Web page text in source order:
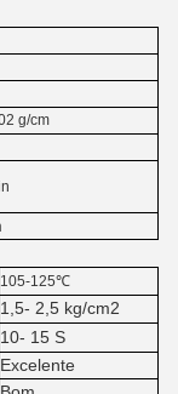
g/cm
105-125℃
1,5- 2,5 kg/cm2
10- 15 S
Excelente